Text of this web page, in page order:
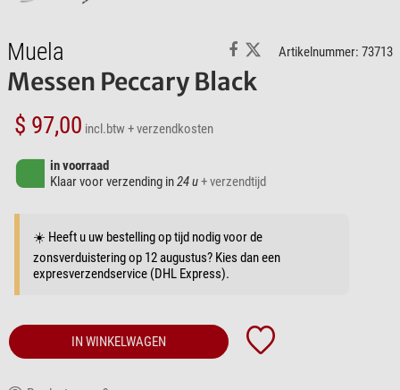
Muela Artikelnummer: 73713
Messen Peccary Black
$ 97,00 incl.btw+ verzendkosten
in voorraad
Klaar voor verzending in24 u+ verzendtijd
☀️ Heeft u uw bestelling op tijd nodig voor de
zonsverduistering op 12 augustus? Kies dan een
expresverzendservice (DHL Express).
IN WINKELWAGEN